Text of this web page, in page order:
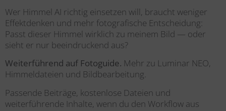
Wer Himmel AI richtig einsetzen will, braucht weniger
Effektdenken und mehr fotografische Entscheidung:
Passt dieser Himmel wirklich zu meinem Bild — oder
sieht er nur beeindruckend aus?
Weiterführend auf Fotoguide. Mehr zu Luminar NEO,
Himmeldateien und Bildbearbeitung.
Passende Beiträge, kostenlose Dateien und
weiterführende Inhalte, wenn du den Workflow aus